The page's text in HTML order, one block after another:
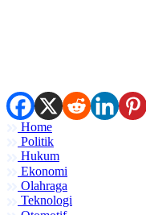
Home
Politik
Hukum
Ekonomi
Olahraga
Teknologi